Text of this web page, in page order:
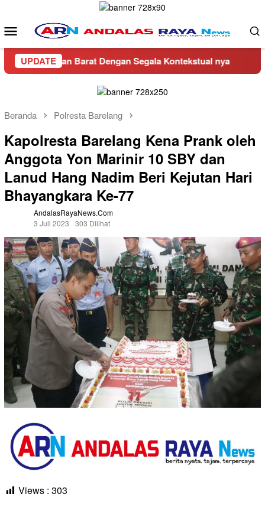
konten
Menu
Mobile
UPDATEBarat Dengan Segala Kontekstual nya
Beranda Polresta Barelang
Kapolresta Barelang Kena Prank oleh
Anggota Yon Marinir 10 SBY dan
Lanud Hang Nadim Beri Kejutan Hari
Bhayangkara Ke-77
AndalasRayaNews.com
3 Juli 2023
303 Dilihat
Views : 303